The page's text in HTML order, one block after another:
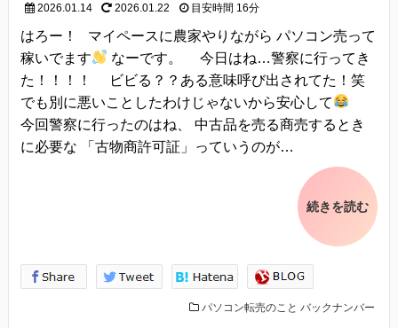
2026.01.14 2026.01.22 目安時間 16分
はろー！ マイペースに農家やりながら パソコン売って
稼いでます
なーです。 今日はね…警察に行ってき
た！！！！ ビビる？？ある意味呼び出されてた！笑
でも別に悪いことしたわけじゃないから安心して
今回警察に行ったのはね、 中古品を売る商売するとき
に必要な 「古物商許可証」っていうのが…
続きを読む
パソコン転売のこと バックナンバー